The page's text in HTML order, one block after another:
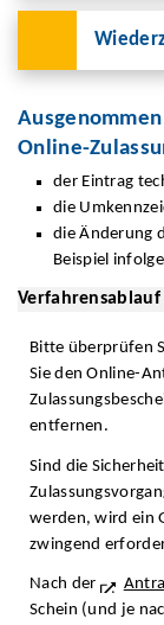
Online-
der Eintrag
die
die Änderung
Beispiel
Verfahrensablauf
Bitte überprüfen
Sie den Online-
entfernen.
Sind die
werden, wird ein
zwingend
Nach der
Schein (und je